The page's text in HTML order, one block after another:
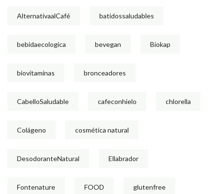
AlternativaalCafé batidossaludables
bebidaecologica bevegan Biokap
biovitaminas bronceadores
CabelloSaludable cafeconhielo chlorella
Colágeno cosmética natural
DesodoranteNatural Ellabrador
Fontenature FOOD glutenfree